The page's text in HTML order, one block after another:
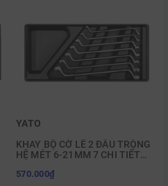
YATO
KHAY BỘ CỜ LÊ 2 ĐẦU TRÒNG
HỆ MÉT 6-21MM 7 CHI TIẾT
570.000₫